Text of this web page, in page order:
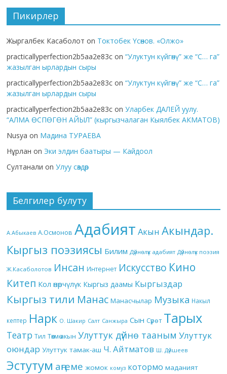
Пикирлер
Жыргалбек Касаболот on Токтобек Үсөнов. «Олжо»
practicallyperfection2b5aa2e83c on“Улуктун күйгөнү” же “С… га”
жазылган ырлардын сыры
practicallyperfection2b5aa2e83c on“Улуктун күйгөнү” же “С… га”
жазылган ырлардын сыры
practicallyperfection2b5aa2e83c onУларбек ДАЛЕЙ уулу.
“АЛМА ӨСПӨГӨН АЙЫЛ” (кыргызчалаган Кыялбек АКМАТОВ)
Nusya on Мадина ТУРАЕВА
Нұрлан on Эки элдин баатыры — Кайдоол
Султанали onУлуу сөздөр
Белгилер булуту
А.Абыкаев А.Осмонов Адабият Акын Акындар.
Кыргыз поэзиясы Билим Дүйнөлүк адабият Дүйнөлүк поэзия
Ж.Касаболотов Инсан Интернет Искусство Кино
Китеп Кол өнөрчүлүк Кыргыз даамы Кыргыздар
Кыргыз тили Манас Манасчылар Музыка Накыл
кептер Нарк О. Шакир Салт Санжыра Сын Сүрөт Тарых
Театр Тил Төкмө акын Улуттук дүйнө тааным Улуттук
оюндар Улуттук тамак-аш Ч. Айтматов Ш. Дүйшеев
Эстутум аңгеме жомок комуз котормо маданият